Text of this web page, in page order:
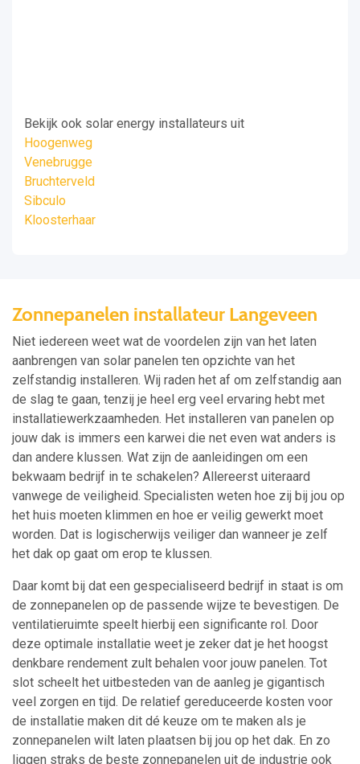
Bekijk ook solar energy installateurs uit
Hoogenweg
Venebrugge
Bruchterveld
Sibculo
Kloosterhaar
Zonnepanelen installateur Langeveen
Niet iedereen weet wat de voordelen zijn van het laten
aanbrengen van solar panelen ten opzichte van het
zelfstandig installeren. Wij raden het af om zelfstandig aan
de slag te gaan, tenzij je heel erg veel ervaring hebt met
installatiewerkzaamheden. Het installeren van panelen op
jouw dak is immers een karwei die net even wat anders is
dan andere klussen. Wat zijn de aanleidingen om een
bekwaam bedrijf in te schakelen? Allereerst uiteraard
vanwege de veiligheid. Specialisten weten hoe zij bij jou op
het huis moeten klimmen en hoe er veilig gewerkt moet
worden. Dat is logischerwijs veiliger dan wanneer je zelf
het dak op gaat om erop te klussen.
Daar komt bij dat een gespecialiseerd bedrijf in staat is om
de zonnepanelen op de passende wijze te bevestigen. De
ventilatieruimte speelt hierbij een significante rol. Door
deze optimale installatie weet je zeker dat je het hoogst
denkbare rendement zult behalen voor jouw panelen. Tot
slot scheelt het uitbesteden van de aanleg je gigantisch
veel zorgen en tijd. De relatief gereduceerde kosten voor
de installatie maken dit dé keuze om te maken als je
zonnepanelen wilt laten plaatsen bij jou op het dak. En zo
liggen straks de beste zonnepanelen uit de industrie ook